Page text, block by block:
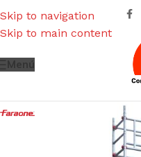
Skip to navigation
Skip to main content
Menú